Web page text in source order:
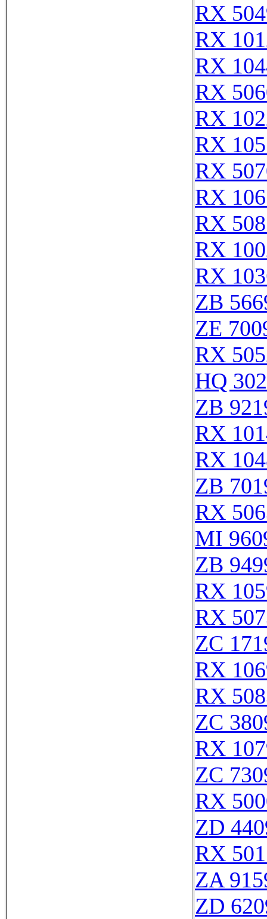
RX
RX
RX
RX
RX
RX
RX
RX
RX
RX
RX
ZB
ZE
RX
HQ
ZB
RX
RX
ZB
RX
MI
ZB
RX
RX
ZC
RX
RX
ZC
RX
ZC
RX
ZD
RX
ZA
ZD